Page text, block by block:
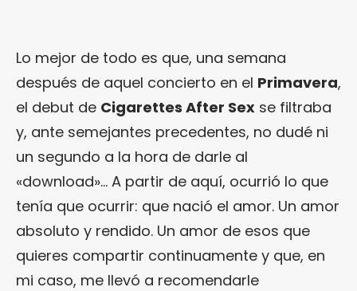
Lo mejor de todo es que, una semana
después de aquel concierto en el Primavera,
el debut de Cigarettes After Sex se filtraba
y, ante semejantes precedentes, no dudé ni
un segundo a la hora de darle al
«download»… A partir de aquí, ocurrió lo que
tenía que ocurrir: que nació el amor. Un amor
absoluto y rendido. Un amor de esos que
quieres compartir continuamente y que, en
mi caso, me llevó a recomendarle